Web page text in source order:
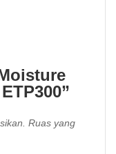
Ruas yang